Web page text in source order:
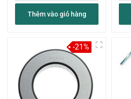
Thêm vào giỏ hàng
-21%